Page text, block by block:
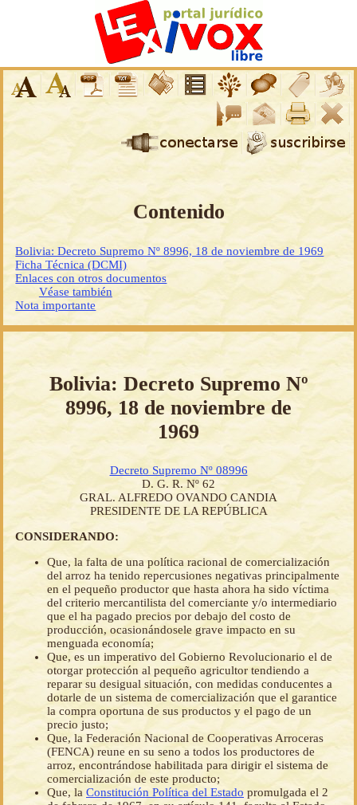
Contenido
Bolivia: Decreto Supremo Nº 8996, 18 de noviembre de 1969
Ficha Técnica (DCMI)
Enlaces con otros documentos
Véase también
Nota importante
Bolivia: Decreto Supremo Nº
8996, 18 de noviembre de
1969
Decreto Supremo Nº 08996
D. G. R. Nº 62
GRAL. ALFREDO OVANDO CANDIA
PRESIDENTE DE LA REPÚBLICA
CONSIDERANDO:
Que, la falta de una política racional de comercialización
del arroz ha tenido repercusiones negativas principalmente
en el pequeño productor que hasta ahora ha sido víctima
del criterio mercantilista del comerciante y/o intermediario
que el ha pagado precios por debajo del costo de
producción, ocasionándosele grave impacto en su
menguada economía;
Que, es un imperativo del Gobierno Revolucionario el de
otorgar protección al pequeño agricultor tendiendo a
reparar su desigual situación, con medidas conducentes a
dotarle de un sistema de comercialización que el garantice
la compra oportuna de sus productos y el pago de un
precio justo;
Que, la Federación Nacional de Cooperativas Arroceras
(FENCA) reune en su seno a todos los productores de
arroz, encontrándose habilitada para dirigir el sistema de
comercialización de este producto;
Que, la Constitución Política del Estado promulgada el 2